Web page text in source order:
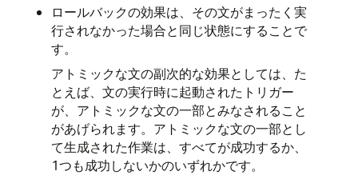
ロールバックの効果は、その文がまったく実
行されなかった場合と同じ状態にすることで
す。
アトミックな文の副次的な効果としては、た
とえば、文の実行時に起動されたトリガー
が、アトミックな文の一部とみなされること
があげられます。アトミックな文の一部とし
て生成された作業は、すべてが成功するか、
1つも成功しないかのいずれかです。